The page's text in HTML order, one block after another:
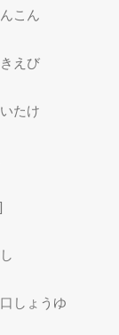
こん
えび
たけ
しょうゆ